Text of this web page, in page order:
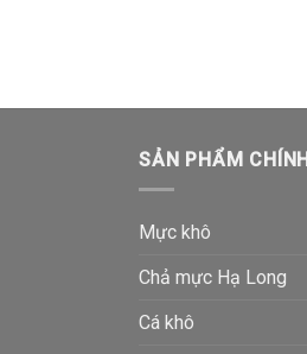
SẢN PHẨM CHÍNH
Mực khô
Chả mực Hạ Long
Cá khô